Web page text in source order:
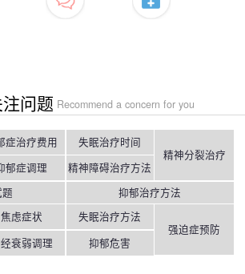
问题 Recommend a concern for you
症治疗费用
郁症调理
失眠治疗时间
精神障碍治疗方法
精神分裂治疗
抑郁治疗方法
焦虑症状
衰弱调理
失眠治疗方法
抑郁危害
强迫症预防